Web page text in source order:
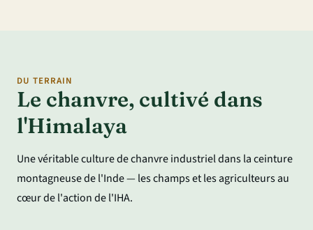
DU TERRAIN
Le chanvre, cultivé dans
l'Himalaya
Une véritable culture de chanvre industriel dans la ceinture
montagneuse de l'Inde — les champs et les agriculteurs au
cœur de l'action de l'IHA.